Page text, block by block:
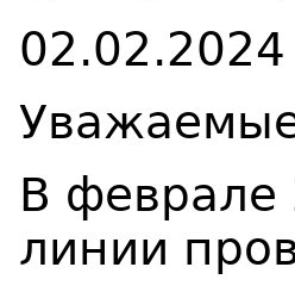
02.02.2024
В феврале
линии